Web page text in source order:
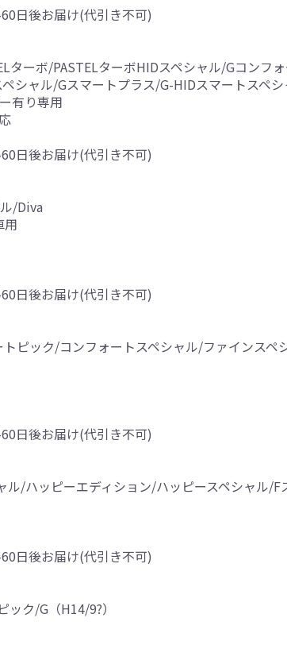
日後お届け(代引き不可)
ターボ/PASTELターボHIDスペシャル/Gコンフ
シャル/Gスマートプラス/G-HIDスマートスペ
有り専用
日後お届け(代引き不可)
/Diva
用
日後お届け(代引き不可)
ピック/コンフォートスペシャル/ファインスペ
日後お届け(代引き不可)
/ハッピーエディション/ハッピースペシャル/F
日後お届け(代引き不可)
ク/G（H14/9?）